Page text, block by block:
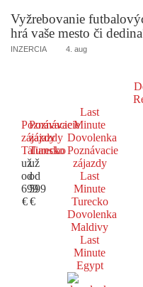
Vyžrebovanie
hrá vaše mesto či
INZERCIA 4. aug
Poznávacie
zájazdy
Taliansko
už
od
699
€
Poznávacie
zájazdy
Turecko
už
od
599
€
Last
Minute
Dovolenka
Poznávacie
zájazdy
Last
Minute
Turecko
Dovolenka
Maldivy
Last
Minute
Egypt